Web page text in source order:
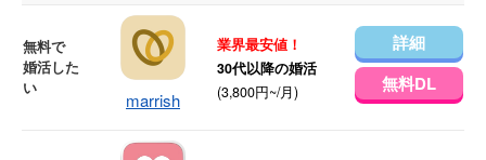
無料で
婚活した
い
marrish
業界最安値！
30代以降の婚活
(3,800円~/月)
詳細
無料DL